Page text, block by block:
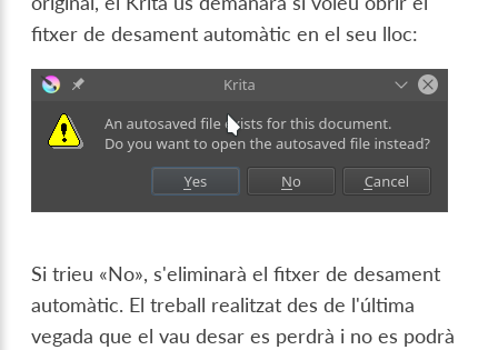
fitxer de desament automàtic en el seu lloc:
Si trieu «No», s'eliminarà el fitxer de desament
automàtic. El treball realitzat des de l'última
vegada que el vau desar es perdrà i no es podrà